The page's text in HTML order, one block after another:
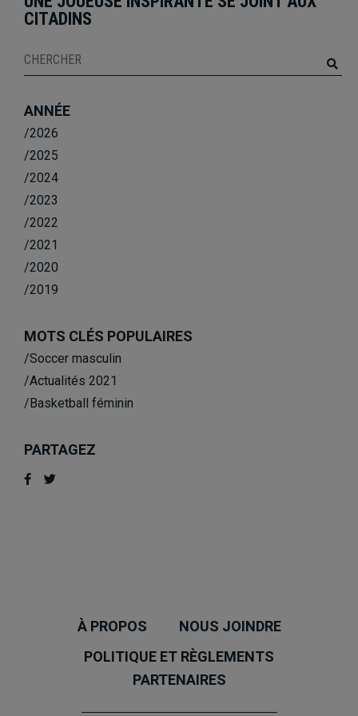
CITADINS
ANNÉE
/2026
/2025
/2024
/2023
/2022
/2021
/2020
/2019
MOTS CLÉS POPULAIRES
/Soccer masculin
/Actualités 2021
/Basketball féminin
PARTAGEZ
À PROPOS
NOUS JOINDRE
POLITIQUE ET RÈGLEMENTS
PARTENAIRES